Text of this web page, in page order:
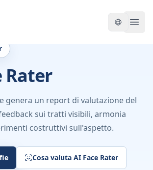
Rater
genera un report di valutazione del
sui tratti visibili, armonia
costruttivi sull'aspetto.
Cosa valuta AI Face Rater